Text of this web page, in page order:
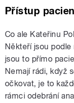
Přístup
Co ale Kateřinu
Někteří jsou podle
jsou to přímo
Nemají rádi, když
očkovat, je to
rámci odebrání